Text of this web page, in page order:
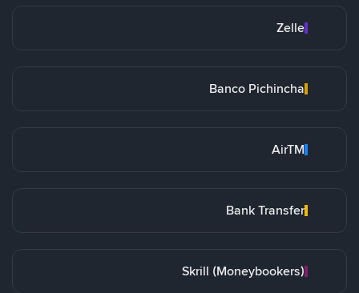
Zelle
Banco Pichincha
AirTM
Bank Transfer
Skrill (Moneybookers)